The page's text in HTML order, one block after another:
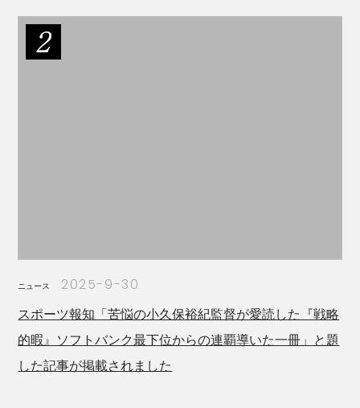
ニュース 2025-9-30
スポーツ報知「苦悩の小久保裕紀監督が愛読した『戦略
的暇』ソフトバンク最下位からの連覇導いた一冊」と題
した記事が掲載されました